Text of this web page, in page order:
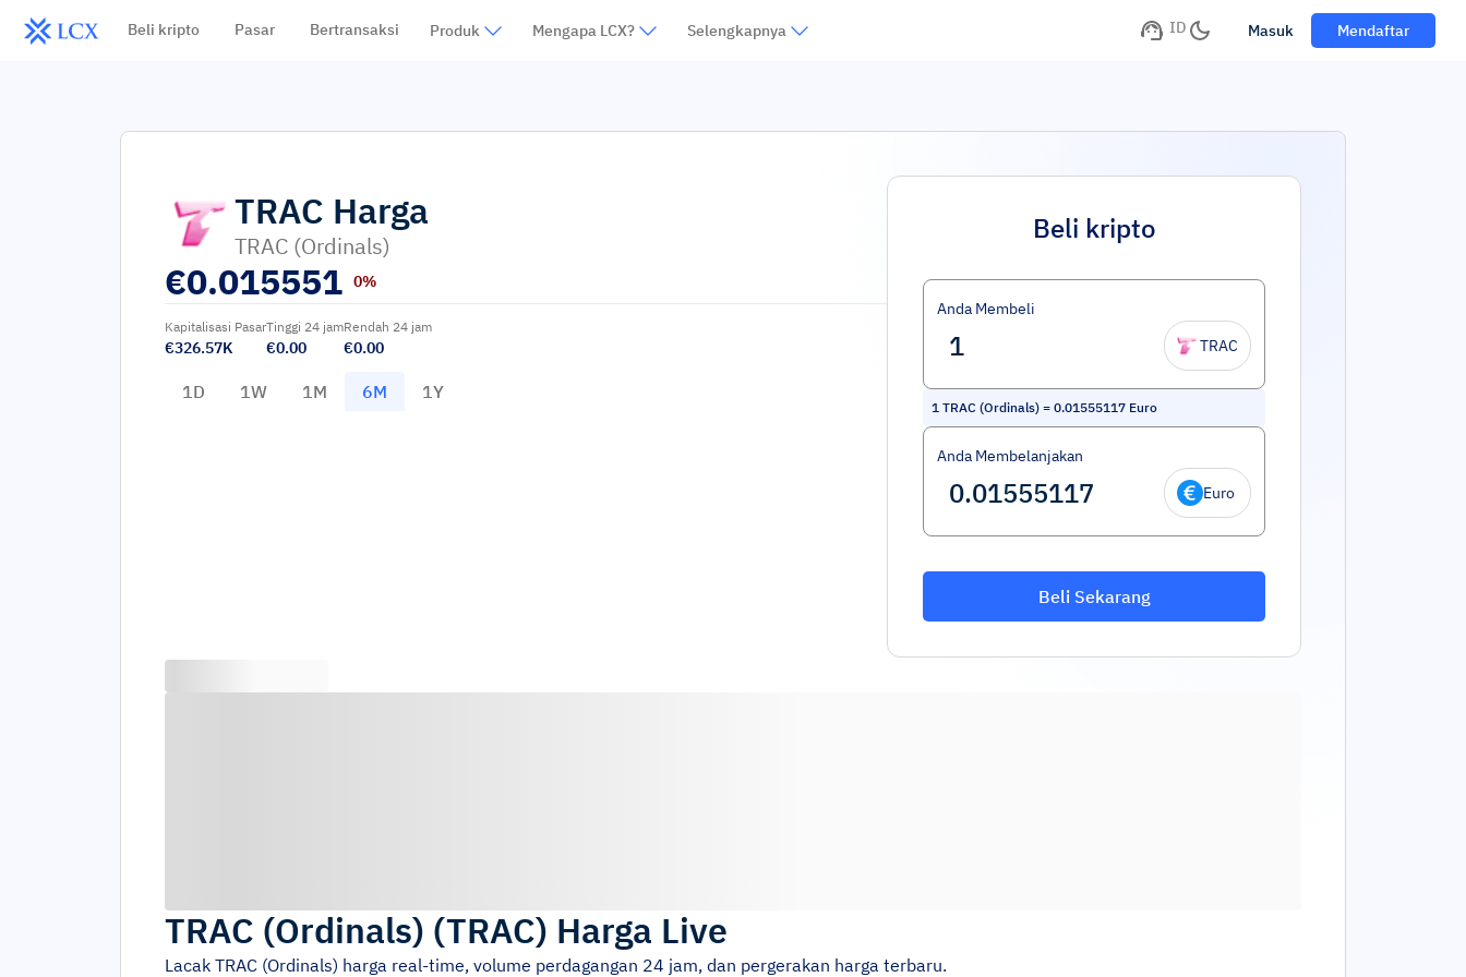
Beli kripto Pasar Bertransaksi Produk Mengapa LCX? Selengkapnya ID Masuk Mendaftar
TRAC Harga
TRAC (Ordinals)
€0.015551 0%
Kapitalisasi Pasar
€326.57K
Tinggi 24 jam
€0.00
Rendah 24 jam
€0.00
1D 1W 1M 6M 1Y
Beli kripto
Anda Membeli
TRAC
1 TRAC (Ordinals) = 0.01555117 Euro
Anda Membelanjakan
Euro
Beli Sekarang
TRAC (Ordinals) (TRAC) Harga Live
Lacak TRAC (Ordinals) harga real-time, volume perdagangan 24 jam, dan pergerakan harga terbaru.